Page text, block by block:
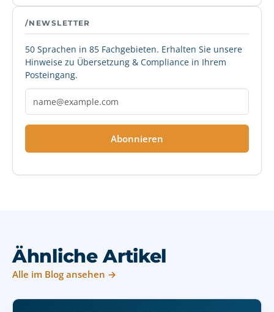
/NEWSLETTER
50 Sprachen in 85 Fachgebieten. Erhalten Sie unsere
Hinweise zu Übersetzung & Compliance in Ihrem
Posteingang.
Abonnieren
Ähnliche Artikel
Alle im Blog ansehen →